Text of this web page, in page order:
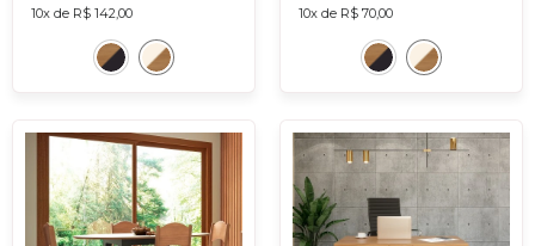
10x de R$ 142,00 10x de R$ 70,00